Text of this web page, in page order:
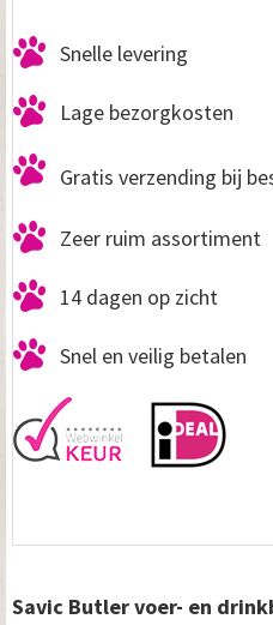
plateau
en
anti
aantal
Snelle levering
Lage bezorgkosten
Gratis verzending bij
Zeer ruim assortiment
14 dagen op zicht
Snel en veilig betalen
Savic Butler voer- en